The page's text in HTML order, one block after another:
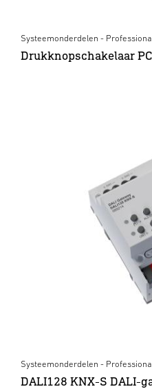
Systeemonderdelen -
Drukknopschakelaar
Systeemonderdelen -
DALI128 KNX-S DALI-